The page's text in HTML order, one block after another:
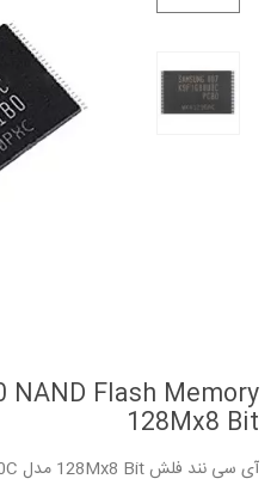
NAND Flash Memory
128Mx8 Bit
آی سی نند فلش 128Mx8 Bit مدل K9F1G08U0C